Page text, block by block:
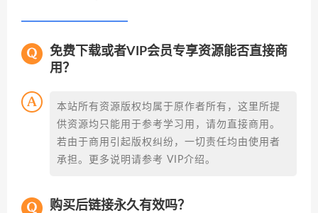
免费下载或者VIP会员专享资源能否直接商
用？
本站所有资源版权均属于原作者所有，这里所提
供资源均只能用于参考学习用，请勿直接商用。
若由于商用引起版权纠纷，一切责任均由使用者
承担。更多说明请参考 VIP介绍。
购买后链接永久有效吗？